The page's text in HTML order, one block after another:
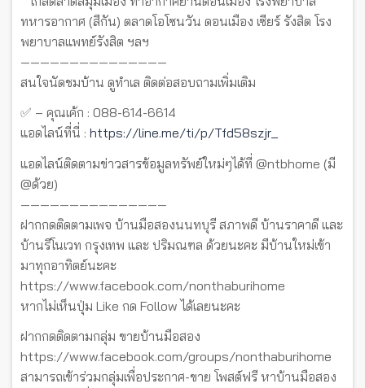
ทหารอากาศ (สีกัน) ตลาดโอโซนวัน ดอนเมือง เซียร์ รังสิต โรง
พยาบาลแพทย์รังสิต ฯลฯ
———————————————
สนใจนัดชมบ้าน ดูทำเล ติดต่อสอบถามเพิ่มเติม
✅ – คุณเค้ก : 088-614-6614
แอดไลน์ที่นี่ : https://line.me/ti/p/Tfd58szjr_
แอดไลน์ติดตามข่าวสารข้อมูลทรัพย์ใหม่ๆได้ที่ @ntbhome (มี
@ด้วย)
———————————————
ฝากกดติดตามเพจ บ้านมือสองนนทบุรี สภาพดี บ้านราคาดี และ
บ้านรีโนเวท กรุงเทพ และ ปริมณฑล ด้วยนะคะ มีบ้านใหม่เข้า
มาทุกอาทิตย์นะคะ
https://www.facebook.com/nonthaburihome
หากไม่เห็นปุ่ม Like กด Follow ได้เลยนะคะ
ฝากกดติดตามกลุ่ม ขายบ้านมือสอง
https://www.facebook.com/groups/nonthaburihome
สามารถเข้าร่วมกลุ่มเพื่อประกาศ-ขาย โพสต์ฟรี หาบ้านมือสอง